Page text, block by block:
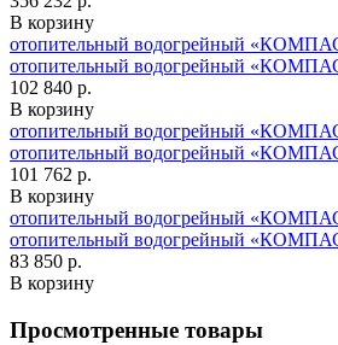
В корзину
отопительный водогрейный
отопительный водогрейный
102 840 р.
В корзину
отопительный водогрейный
отопительный водогрейный
101 762 р.
В корзину
отопительный водогрейный
отопительный водогрейный
83 850 р.
В корзину
Просмотренные товары